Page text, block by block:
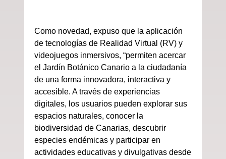
Como novedad, expuso que l a aplicación
de tecnologías de Realidad Virtual (RV) y
videojuegos inmersivos, “permiten acercar
el Jardín Botánico Canario a la ciudadanía
de una forma innovadora, interactiva y
accesible. A través de experiencias
digitales, los usuarios pueden explorar sus
espacios naturales, conocer la
biodiversidad de Canarias, descubrir
especies endémicas y participar en
actividades educativas y divulgativas desde